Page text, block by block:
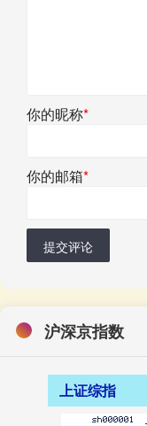
你的昵称*
你的邮箱*
提交评论
沪深京指数
上证综指